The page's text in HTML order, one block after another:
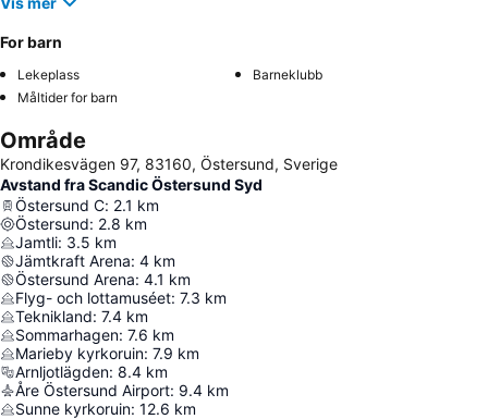
For barn
Lekeplass
Barneklubb
Måltider for barn
Område
Krondikesvägen 97, 83160, Östersund, Sverige
Avstand fra Scandic Östersund Syd
Östersund C: 2.1 km
Östersund: 2.8 km
Jamtli: 3.5 km
Jämtkraft Arena: 4 km
Östersund Arena: 4.1 km
Flyg- och lottamuséet: 7.3 km
Teknikland: 7.4 km
Sommarhagen: 7.6 km
Marieby kyrkoruin: 7.9 km
Arnljotlägden: 8.4 km
Åre Östersund Airport: 9.4 km
Sunne kyrkoruin: 12.6 km